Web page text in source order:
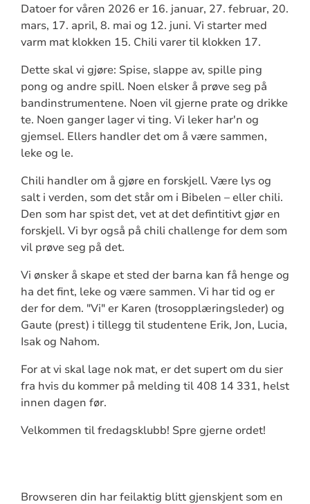
Datoer for våren 2026 er 16. januar, 27. februar, 20.
mars, 17. april, 8. mai og 12. juni. Vi starter med
varm mat klokken 15. Chili varer til klokken 17.
Dette skal vi gjøre: Spise, slappe av, spille ping
pong og andre spill. Noen elsker å prøve seg på
bandinstrumentene. Noen vil gjerne prate og drikke
te. Noen ganger lager vi ting. Vi leker har'n og
gjemsel. Ellers handler det om å være sammen,
leke og le.
Chili handler om å gjøre en forskjell. Være lys og
salt i verden, som det står om i Bibelen – eller chili.
Den som har spist det, vet at det defintitivt gjør en
forskjell. Vi byr også på chili challenge for dem som
vil prøve seg på det.
Vi ønsker å skape et sted der barna kan få henge og
ha det fint, leke og være sammen. Vi har tid og er
der for dem. "Vi" er Karen (trosopplæringsleder) og
Gaute (prest) i tillegg til studentene Erik, Jon, Lucia,
Isak og Nahom.
For at vi skal lage nok mat, er det supert om du sier
fra hvis du kommer på melding til 408 14 331, helst
innen dagen før.
Velkommen til fredagsklubb! Spre gjerne ordet!
Browseren din har feilaktig blitt gjenskjent som en